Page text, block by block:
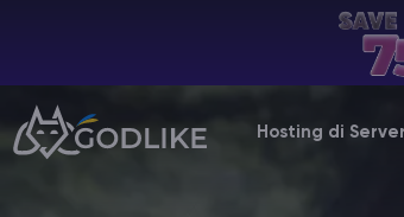
Hosting di
Billing Panel
Manage your servers & payments